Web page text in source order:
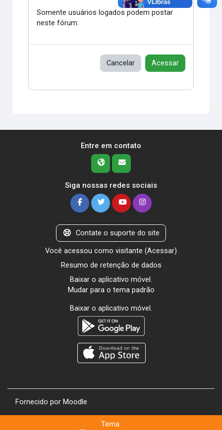
Somente usuários logados podem postar
neste fórum.
Cancelar Acessar
Entre em contato
Siga nossas redes sociais
Contate o suporte do site
Você acessou como visitante (Acessar)
Resumo de retenção de dados
Baixar o aplicativo móvel.
Mudar para o tema padrão
Baixar o aplicativo móvel.
Fornecido por Moodle
Tema: